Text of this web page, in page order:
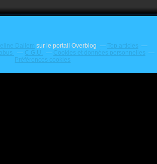
Dallem sur le portail Overblog
Top articles
C.G.U.
Cookies et données personnelles
Préférences cookies